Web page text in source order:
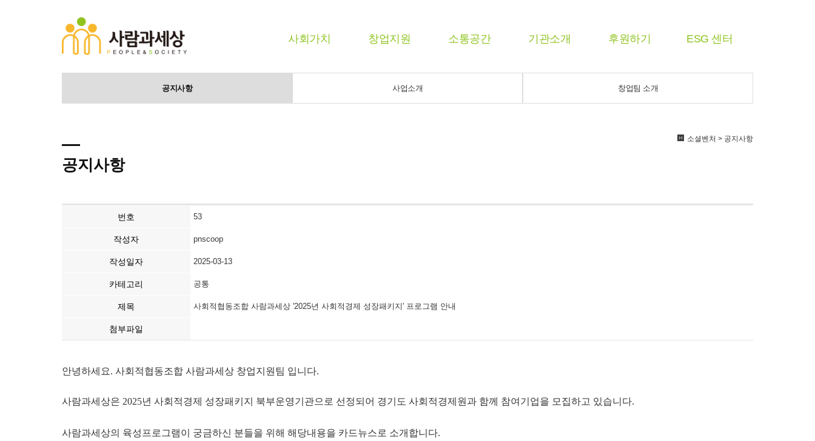
사회가치 창업지원 소통공간 기관소개 후원하기 ESG 센터
공지사항 사업소개 창업팀 소개
소셜벤처 > 공지사항
공지사항
번호 53
작성자 pnscoop
작성일자 2025-03-13
카테고리 공통
제목 사회적협동조합 사람과세상 '2025년 사회적경제 성장패키지' 프로그램 안내
첨부파일
안녕하세요. 사회적협동조합 사람과세상 창업지원팀 입니다.
사람과세상은 2025년 사회적경제 성장패키지 북부운영기관으로 선정되어 경기도 사회적경제원과 함께 참여기업을 모집하고 있습니다.
사람과세상의 육성프로그램이 궁금하신 분들을 위해 해당내용을 카드뉴스로 소개합니다.